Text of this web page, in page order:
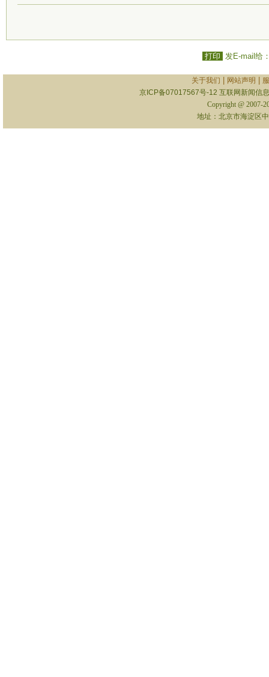
打印 发E-mail给
关于我们 网站声明
京ICP备07017567号-12 互联网新闻信
Copyright @ 2007-
地址：北京市海淀区